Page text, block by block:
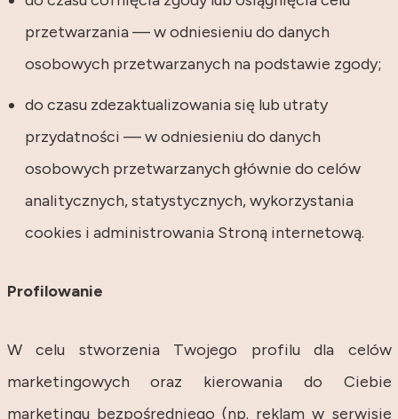
przetwarzania — w odniesieniu do danych
osobowych przetwarzanych na podstawie zgody;
do czasu zdezaktualizowania się lub utraty
przydatności — w odniesieniu do danych
osobowych przetwarzanych głównie do celów
analitycznych, statystycznych, wykorzystania
cookies i administrowania Stroną internetową.
Profilowanie
W celu stworzenia Twojego profilu dla celów
marketingowych oraz kierowania do Ciebie
marketingu bezpośredniego (np. reklam w serwisie